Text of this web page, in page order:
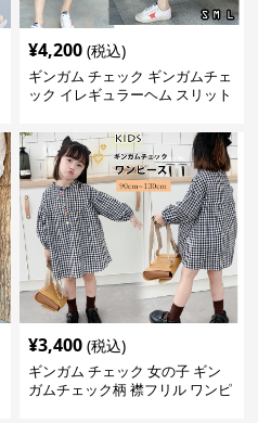
¥4,200 (税込)
ギンガム チェック ギンガムチェ
ック イレギュラーヘム スリット
¥3,400 (税込)
ギンガム チェック 女の子 ギン
ガムチェック柄 襟フリル ワンピ